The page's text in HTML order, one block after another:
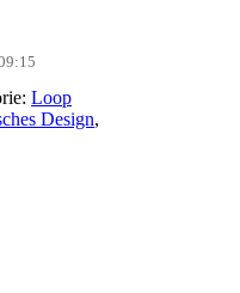
Loop
Design,